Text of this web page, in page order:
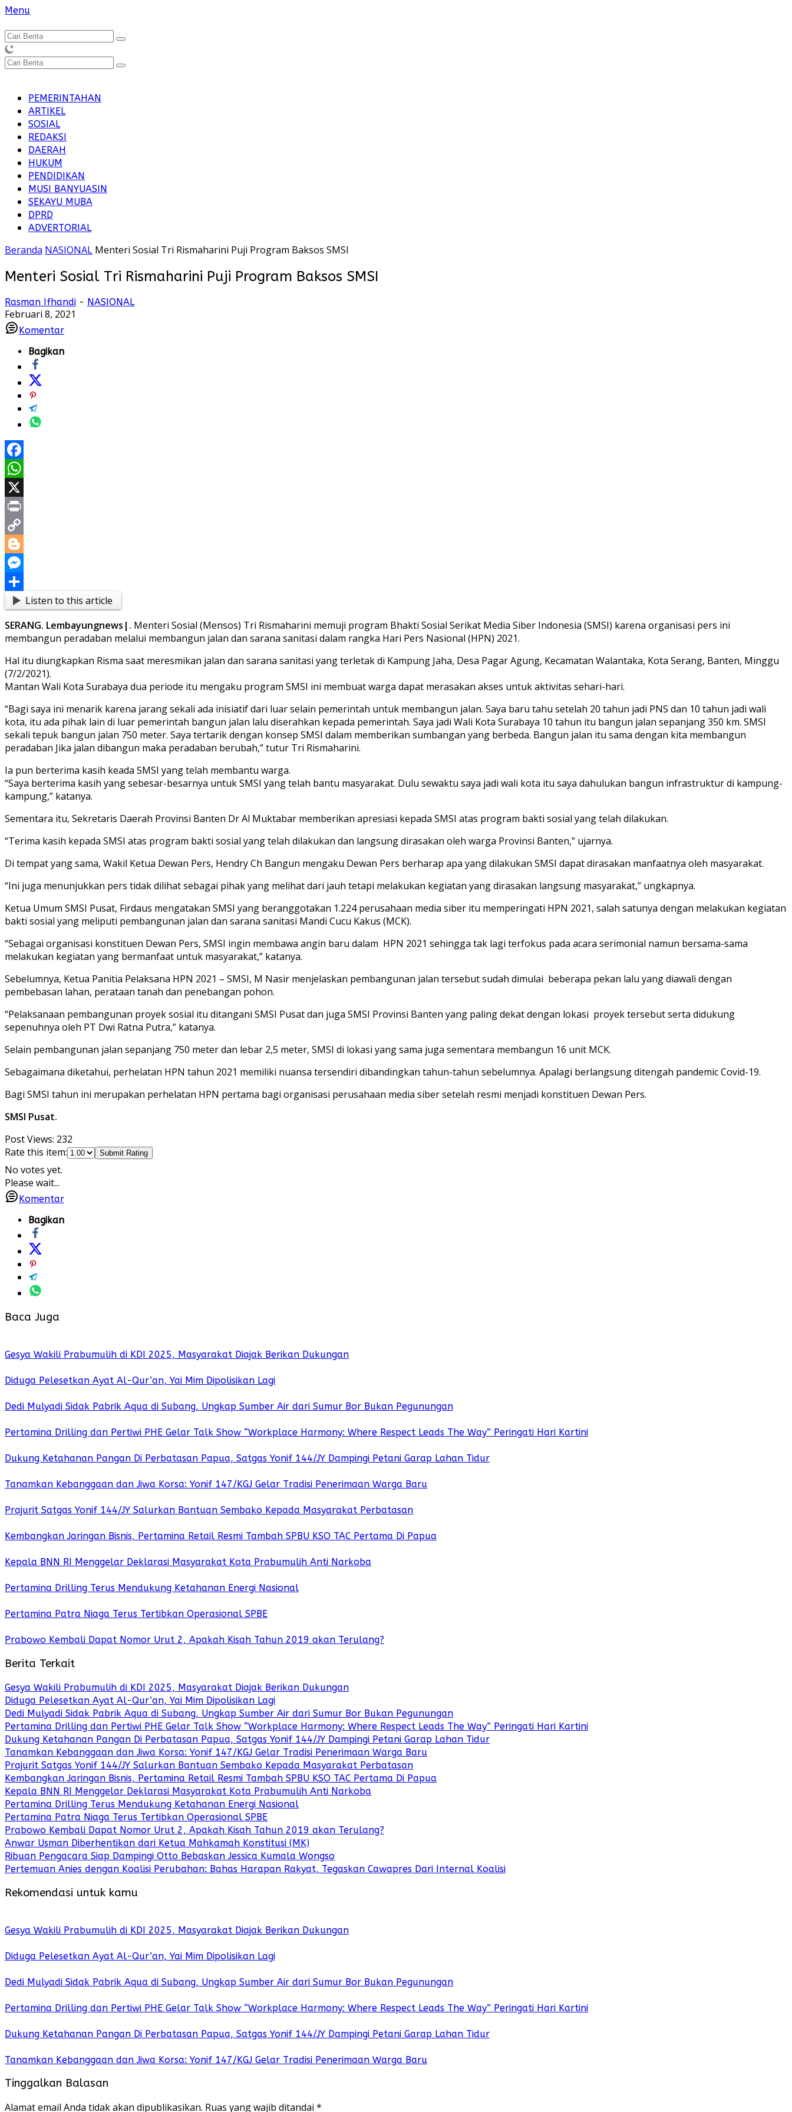
Langsung
konten
Menu
PEMERINTAHAN
ARTIKEL
SOSIAL
REDAKSI
DAERAH
HUKUM
PENDIDIKAN
MUSI BANYUASIN
SEKAYU MUBA
DPRD
ADVERTORIAL
Beranda NASIONAL Menteri Sosial Tri Rismaharini Puji Program Baksos SMSI
Menteri Sosial Tri Rismaharini Puji Program Baksos SMSI
Rasman Ifhandi - NASIONAL
Februari 8, 2021
Komentar
Bagikan
Facebook
WhatsApp
X
Print
Copy
Link
Blogger
Messenger
ShareListen to this article
SERANG. Lembayungnews|. Menteri Sosial (Mensos) Tri Rismaharini memuji program Bhakti Sosial Serikat Media Siber Indonesia (SMSI) karena organisasi pers ini
membangun peradaban melalui membangun jalan dan sarana sanitasi dalam rangka Hari Pers Nasional (HPN) 2021.
Hal itu diungkapkan Risma saat meresmikan jalan dan sarana sanitasi yang terletak di Kampung Jaha, Desa Pagar Agung, Kecamatan Walantaka, Kota Serang, Banten, Minggu
(7/2/2021).
Mantan Wali Kota Surabaya dua periode itu mengaku program SMSI ini membuat warga dapat merasakan akses untuk aktivitas sehari-hari.
“Bagi saya ini menarik karena jarang sekali ada inisiatif dari luar selain pemerintah untuk membangun jalan. Saya baru tahu setelah 20 tahun jadi PNS dan 10 tahun jadi wali
kota, itu ada pihak lain di luar pemerintah bangun jalan lalu diserahkan kepada pemerintah. Saya jadi Wali Kota Surabaya 10 tahun itu bangun jalan sepanjang 350 km. SMSI
sekali tepuk bangun jalan 750 meter. Saya tertarik dengan konsep SMSI dalam memberikan sumbangan yang berbeda. Bangun jalan itu sama dengan kita membangun
peradaban Jika jalan dibangun maka peradaban berubah,” tutur Tri Rismaharini.
Ia pun berterima kasih keada SMSI yang telah membantu warga.
“Saya berterima kasih yang sebesar-besarnya untuk SMSI yang telah bantu masyarakat. Dulu sewaktu saya jadi wali kota itu saya dahulukan bangun infrastruktur di kampung-
kampung,” katanya.
Sementara itu, Sekretaris Daerah Provinsi Banten Dr Al Muktabar memberikan apresiasi kepada SMSI atas program bakti sosial yang telah dilakukan.
“Terima kasih kepada SMSI atas program bakti sosial yang telah dilakukan dan langsung dirasakan oleh warga Provinsi Banten,” ujarnya.
Di tempat yang sama, Wakil Ketua Dewan Pers, Hendry Ch Bangun mengaku Dewan Pers berharap apa yang dilakukan SMSI dapat dirasakan manfaatnya oleh masyarakat.
“Ini juga menunjukkan pers tidak dilihat sebagai pihak yang melihat dari jauh tetapi melakukan kegiatan yang dirasakan langsung masyarakat,” ungkapnya.
Ketua Umum SMSI Pusat, Firdaus mengatakan SMSI yang beranggotakan 1.224 perusahaan media siber itu memperingati HPN 2021, salah satunya dengan melakukan kegiatan
bakti sosial yang meliputi pembangunan jalan dan sarana sanitasi Mandi Cucu Kakus (MCK).
“Sebagai organisasi konstituen Dewan Pers, SMSI ingin membawa angin baru dalam HPN 2021 sehingga tak lagi terfokus pada acara serimonial namun bersama-sama
melakukan kegiatan yang bermanfaat untuk masyarakat,” katanya.
Sebelumnya, Ketua Panitia Pelaksana HPN 2021 – SMSI, M Nasir menjelaskan pembangunan jalan tersebut sudah dimulai beberapa pekan lalu yang diawali dengan
pembebasan lahan, perataan tanah dan penebangan pohon.
“Pelaksanaan pembangunan proyek sosial itu ditangani SMSI Pusat dan juga SMSI Provinsi Banten yang paling dekat dengan lokasi proyek tersebut serta didukung
sepenuhnya oleh PT Dwi Ratna Putra,” katanya.
Selain pembangunan jalan sepanjang 750 meter dan lebar 2,5 meter, SMSI di lokasi yang sama juga sementara membangun 16 unit MCK.
Sebagaimana diketahui, perhelatan HPN tahun 2021 memiliki nuansa tersendiri dibandingkan tahun-tahun sebelumnya. Apalagi berlangsung ditengah pandemic Covid-19.
Bagi SMSI tahun ini merupakan perhelatan HPN pertama bagi organisasi perusahaan media siber setelah resmi menjadi konstituen Dewan Pers.
SMSI Pusat.
Post Views: 232
Rate this item:
Submit Rating
No votes yet.
Please wait...
Komentar
Bagikan
Baca Juga
Gesya Wakili Prabumulih di KDI 2025, Masyarakat Diajak Berikan Dukungan
Diduga Pelesetkan Ayat Al-Qur’an, Yai Mim Dipolisikan Lagi
Dedi Mulyadi Sidak Pabrik Aqua di Subang, Ungkap Sumber Air dari Sumur Bor Bukan Pegunungan
Pertamina Drilling dan Pertiwi PHE Gelar Talk Show “Workplace Harmony: Where Respect Leads The Way” Peringati Hari Kartini
Dukung Ketahanan Pangan Di Perbatasan Papua, Satgas Yonif 144/JY Dampingi Petani Garap Lahan Tidur
Tanamkan Kebanggaan dan Jiwa Korsa: Yonif 147/KGJ Gelar Tradisi Penerimaan Warga Baru
Prajurit Satgas Yonif 144/JY Salurkan Bantuan Sembako Kepada Masyarakat Perbatasan
Kembangkan Jaringan Bisnis, Pertamina Retail Resmi Tambah SPBU KSO TAC Pertama Di Papua
Kepala BNN RI Menggelar Deklarasi Masyarakat Kota Prabumulih Anti Narkoba
Pertamina Drilling Terus Mendukung Ketahanan Energi Nasional
Pertamina Patra Niaga Terus Tertibkan Operasional SPBE
Prabowo Kembali Dapat Nomor Urut 2, Apakah Kisah Tahun 2019 akan Terulang?
Berita Terkait
Gesya Wakili Prabumulih di KDI 2025, Masyarakat Diajak Berikan Dukungan
Diduga Pelesetkan Ayat Al-Qur’an, Yai Mim Dipolisikan Lagi
Dedi Mulyadi Sidak Pabrik Aqua di Subang, Ungkap Sumber Air dari Sumur Bor Bukan Pegunungan
Pertamina Drilling dan Pertiwi PHE Gelar Talk Show “Workplace Harmony: Where Respect Leads The Way” Peringati Hari Kartini
Dukung Ketahanan Pangan Di Perbatasan Papua, Satgas Yonif 144/JY Dampingi Petani Garap Lahan Tidur
Tanamkan Kebanggaan dan Jiwa Korsa: Yonif 147/KGJ Gelar Tradisi Penerimaan Warga Baru
Prajurit Satgas Yonif 144/JY Salurkan Bantuan Sembako Kepada Masyarakat Perbatasan
Kembangkan Jaringan Bisnis, Pertamina Retail Resmi Tambah SPBU KSO TAC Pertama Di Papua
Kepala BNN RI Menggelar Deklarasi Masyarakat Kota Prabumulih Anti Narkoba
Pertamina Drilling Terus Mendukung Ketahanan Energi Nasional
Pertamina Patra Niaga Terus Tertibkan Operasional SPBE
Prabowo Kembali Dapat Nomor Urut 2, Apakah Kisah Tahun 2019 akan Terulang?
Anwar Usman Diberhentikan dari Ketua Mahkamah Konstitusi (MK)
Ribuan Pengacara Siap Dampingi Otto Bebaskan Jessica Kumala Wongso
Pertemuan Anies dengan Koalisi Perubahan: Bahas Harapan Rakyat, Tegaskan Cawapres Dari Internal Koalisi
Rekomendasi untuk kamu
Gesya Wakili Prabumulih di KDI 2025, Masyarakat Diajak Berikan Dukungan
Diduga Pelesetkan Ayat Al-Qur’an, Yai Mim Dipolisikan Lagi
Dedi Mulyadi Sidak Pabrik Aqua di Subang, Ungkap Sumber Air dari Sumur Bor Bukan Pegunungan
Pertamina Drilling dan Pertiwi PHE Gelar Talk Show “Workplace Harmony: Where Respect Leads The Way” Peringati Hari Kartini
Dukung Ketahanan Pangan Di Perbatasan Papua, Satgas Yonif 144/JY Dampingi Petani Garap Lahan Tidur
Tanamkan Kebanggaan dan Jiwa Korsa: Yonif 147/KGJ Gelar Tradisi Penerimaan Warga Baru
Tinggalkan Balasan
Alamat email Anda tidak akan dipublikasikan. Ruas yang wajib ditandai *